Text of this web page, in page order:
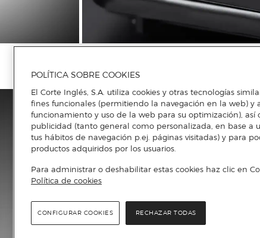
POLÍTICA SOBRE COOKIES
El Corte Inglés, S.A. utiliza cookies y otras tecnologías
fines funcionales (permitiendo la navegación en la web) y
funcionamiento y uso de la web para su optimización), así
publicidad (tanto general como personalizada, en base a
tus hábitos de navegación p.ej. páginas visitadas) y para
productos adquiridos por los usuarios.
Para administrar o deshabilitar estas cookies haz clic en
Política de cookies
RECHAZAR TODAS
CONFIGURAR COOKIES